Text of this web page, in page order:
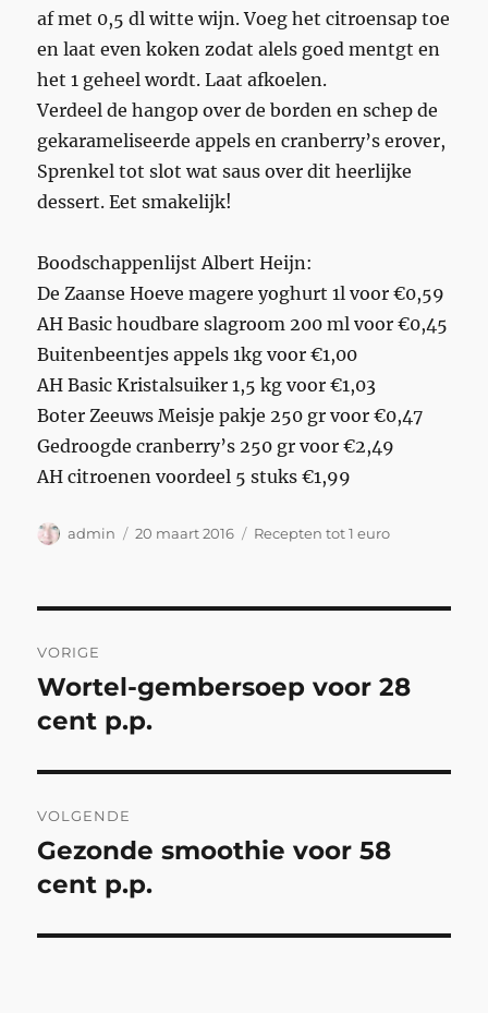
af met 0,5 dl witte wijn. Voeg het citroensap toe
en laat even koken zodat alels goed mentgt en
het 1 geheel wordt. Laat afkoelen.
Verdeel de hangop over de borden en schep de
gekarameliseerde appels en cranberry’s erover,
Sprenkel tot slot wat saus over dit heerlijke
dessert. Eet smakelijk!
Boodschappenlijst Albert Heijn:
De Zaanse Hoeve magere yoghurt 1l voor €0,59
AH Basic houdbare slagroom 200 ml voor €0,45
Buitenbeentjes appels 1kg voor €1,00
AH Basic Kristalsuiker 1,5 kg voor €1,03
Boter Zeeuws Meisje pakje 250 gr voor €0,47
Gedroogde cranberry’s 250 gr voor €2,49
AH citroenen voordeel 5 stuks €1,99
Auteur
admin
Geplaatst
20 maart 2016 Categorieën
Recepten tot 1 euro
navigatie
VORIGE
Vorig
bericht:
Wortel-gembersoep voor 28
cent p.p.
VOLGENDE
Volgend
bericht:
Gezonde smoothie voor 58
cent p.p.